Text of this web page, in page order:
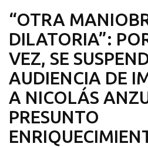
“OTRA
DILATORIA”:
VEZ, SE
AUDIENCIA DE
A NICOLÁS
PRESUNTO